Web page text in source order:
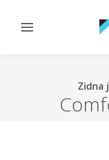
Toggle
Zidna